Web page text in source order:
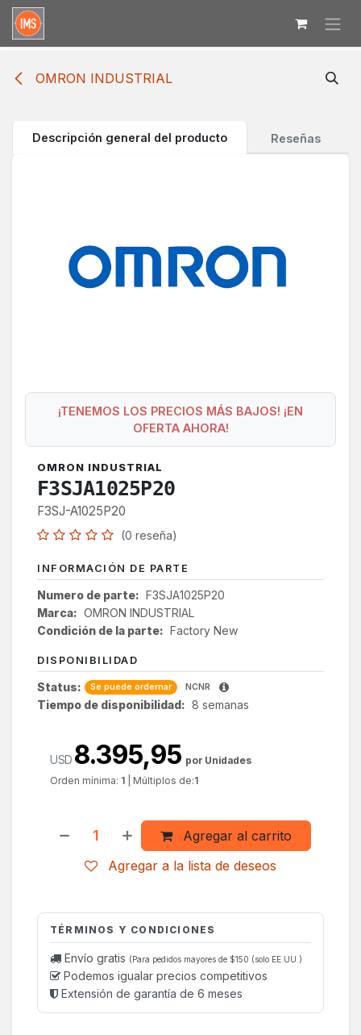
Ir al contenido
OMRON INDUSTRIAL
Descripción general del producto Reseñas
¡TENEMOS LOS PRECIOS MÁS BAJOS! ¡EN
OFERTA AHORA!
OMRON INDUSTRIAL
F3SJA1025P20
F3SJ-A1025P20
(0 reseña)
INFORMACIÓN DE PARTE
Numero de parte: F3SJA1025P20
Marca: OMRON INDUSTRIAL
Condición de la parte: Factory New
DISPONIBILIDAD
Status: Se puede ordernar NCNR
Tiempo de disponibilidad: 8 semanas
Agregar al carrito
Agregar a la lista de deseos
USD 8.395,95 por Unidades
Orden mínima: 1 Múltiplos de:1
TÉRMINOS Y CONDICIONES
Envío gratis (Para pedidos mayores de $150 (solo EE.UU.)
Podemos igualar precios competitivos
Extensión de garantía de 6 meses